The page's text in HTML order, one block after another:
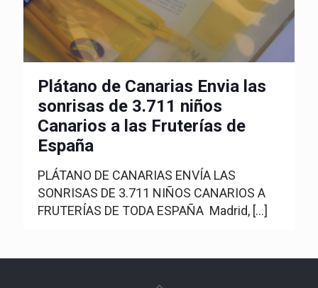
Plátano de Canarias Envia las
sonrisas de 3.711 niños
Canarios a las Fruterías de
España
PLÁTANO DE CANARIAS ENVÍA LAS
SONRISAS DE 3.711 NIÑOS CANARIOS A
FRUTERÍAS DE TODA ESPAÑA Madrid, […]